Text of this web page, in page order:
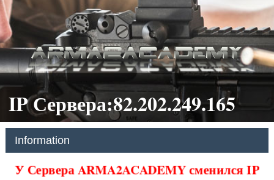
IP Сервера:82.202.249.165
Information
У Сервера ARMA2ACADEMY сменился IP